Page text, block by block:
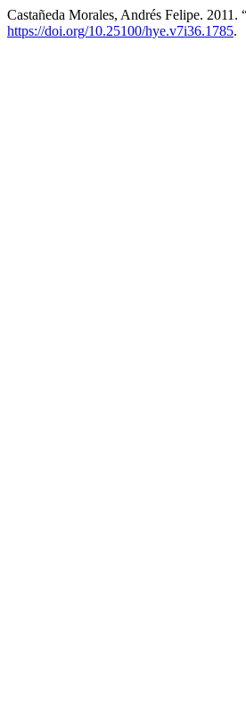
Castañeda Morales, Andrés Felipe.
https://doi.org/10.25100/hye.v7i36.1785.